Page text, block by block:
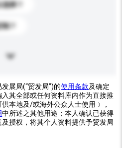
择？
？
展局(“贸发局”)的使用条款及确定
其全部或任何资料库内作为直接推
本地及/或海外公众人士使用﹞，
中所述之其他用途；本人确认已获得
授权，将其个人资料提供予贸发局